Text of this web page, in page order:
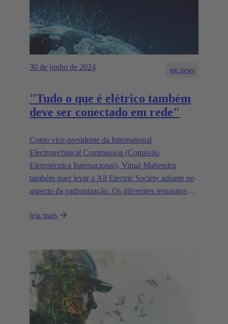
30 de junho de 2024 tec.news
"Tudo o que é elétrico também
deve ser conectado em rede"
Como vice-presidente da International
Electrotechnical Commission (Comissão
Eletrotécnica Internacional), Vimal Mahendru
também quer levar a All Electric Society adiante no
aspecto da padronização. Os diferentes requisitos
soluções que têm um impacto sustentável em todas
leia mais